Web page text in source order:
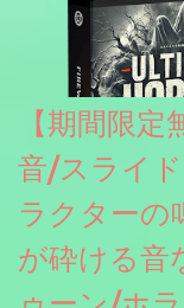
ソースを元に設計・
【期間限
音/スライ
ラクターの
が砕ける音